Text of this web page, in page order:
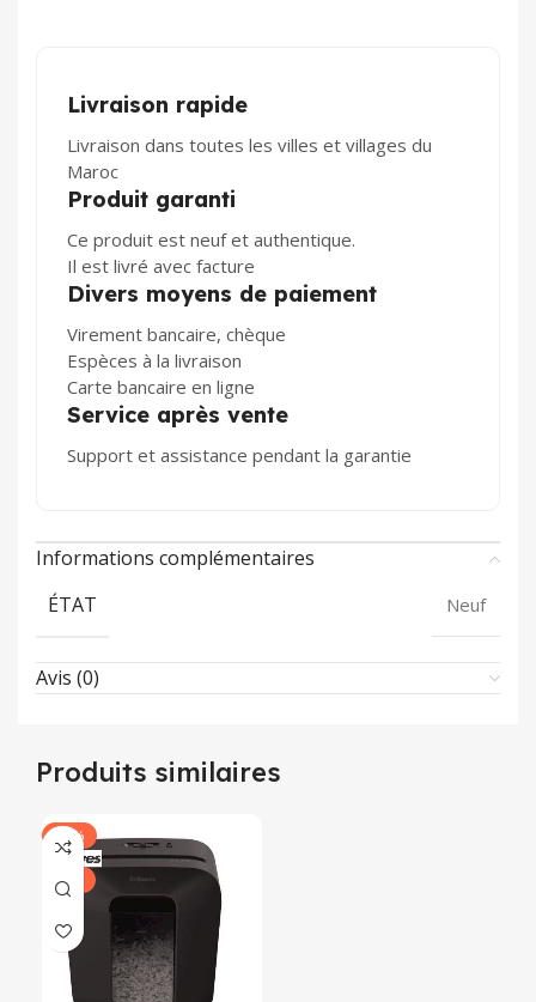
Livraison rapide
Livraison dans toutes les villes et villages du
Maroc
Produit garanti
Ce produit est neuf et authentique.
Il est livré avec facture
Divers moyens de paiement
Virement bancaire, chèque
Espèces à la livraison
Carte bancaire en ligne
Service après vente
Support et assistance pendant la garantie
Informations complémentaires
ÉTAT
Neuf
Avis (0)
Produits similaires
-19%
NEUF